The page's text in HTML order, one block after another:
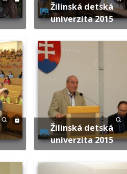
Žilinská detská
univerzita 2015
Žilinská detská
univerzita 2015